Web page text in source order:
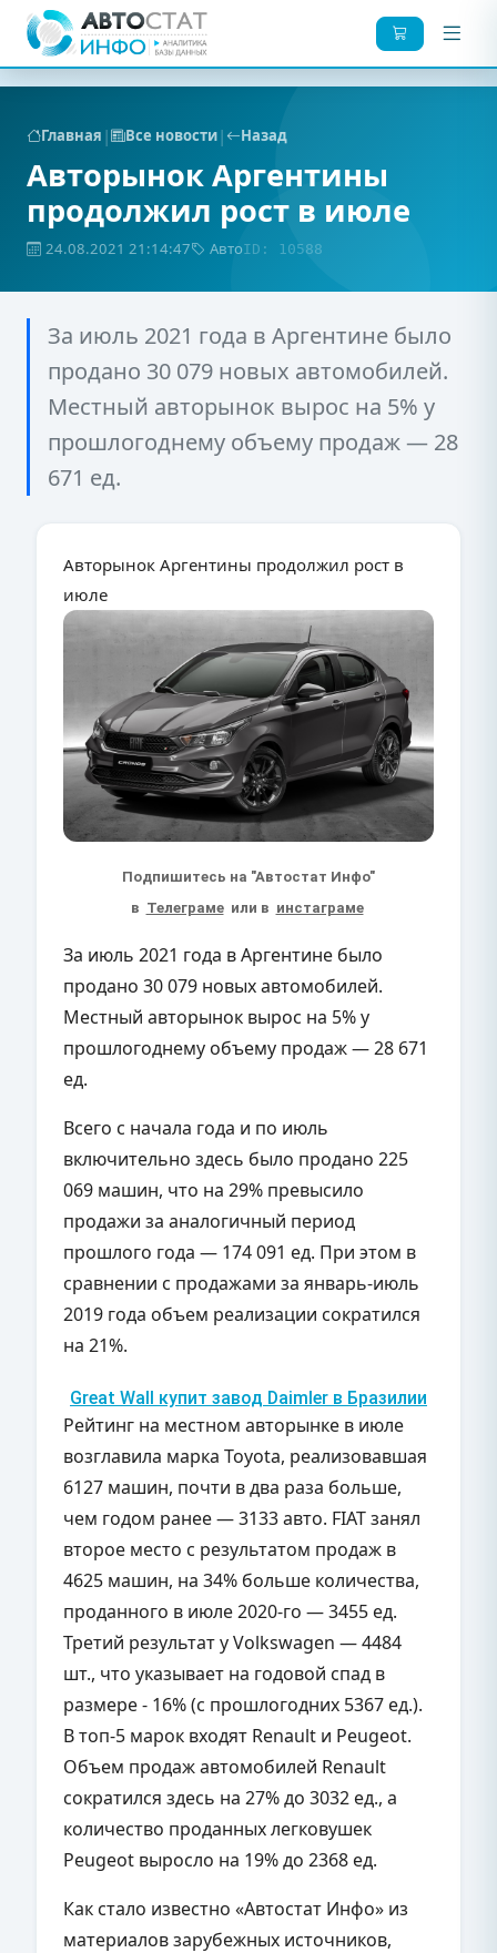
Главная | Все новости| Назад
Авторынок Аргентины
продолжил рост в июле
24.08.2021 21:14:47 АвтоID: 10588
За июль 2021 года в Аргентине было
продано 30 079 новых автомобилей.
Местный авторынок вырос на 5% у
прошлогоднему объему продаж — 28
671 ед.
Авторынок Аргентины продолжил рост в
июле
Подпишитесь на "Автостат Инфо"
в Телеграме или в инстаграме
За июль 2021 года в Аргентине было
продано 30 079 новых автомобилей.
Местный авторынок вырос на 5% у
прошлогоднему объему продаж — 28 671
ед.
Всего с начала года и по июль
включительно здесь было продано 225
069 машин, что на 29% превысило
продажи за аналогичный период
прошлого года — 174 091 ед. При этом в
сравнении с продажами за январь-июль
2019 года объем реализации сократился
на 21%.
Great Wall купит завод Daimler в Бразилии
Рейтинг на местном авторынке в июле
возглавила марка Toyota, реализовавшая
6127 машин, почти в два раза больше,
чем годом ранее — 3133 авто. FIAT занял
второе место с результатом продаж в
4625 машин, на 34% больше количества,
проданного в июле 2020-го — 3455 ед.
Третий результат у Volkswagen — 4484
шт., что указывает на годовой спад в
размере - 16% (с прошлогодних 5367 ед.).
В топ-5 марок входят Renault и Peugeot.
Объем продаж автомобилей Renault
сократился здесь на 27% до 3032 ед., а
количество проданных легковушек
Peugeot выросло на 19% до 2368 ед.
Как стало известно «Автостат Инфо» из
материалов зарубежных источников,